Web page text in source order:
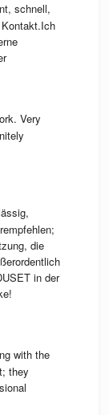
schnell,
Very
die
in der
with the
they